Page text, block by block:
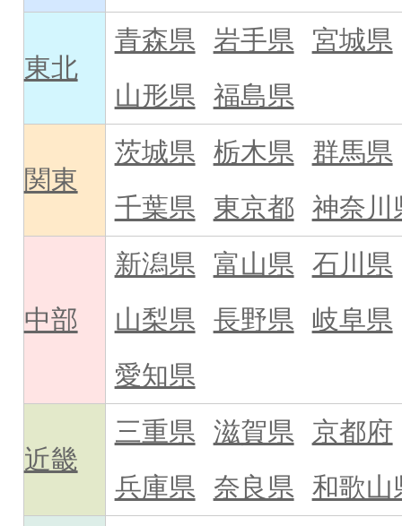
東北
青森県 岩手県
宮城県
山形県
福島県
関東
茨城県 栃木県
群馬県
千葉県
東京都 神奈川
中部
新潟県 富山県
石川県
山梨県
長野県
岐阜県
愛知県
近畿
三重県 滋賀県
京都府
兵庫県
奈良県 和歌山